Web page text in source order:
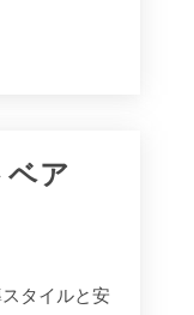
ア
タイルと安